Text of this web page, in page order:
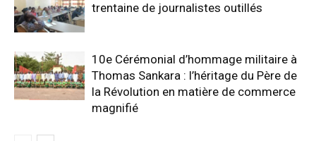
trentaine de journalistes outillés
10e Cérémonial d’hommage militaire à
Thomas Sankara : l’héritage du Père de
la Révolution en matière de commerce
magnifié